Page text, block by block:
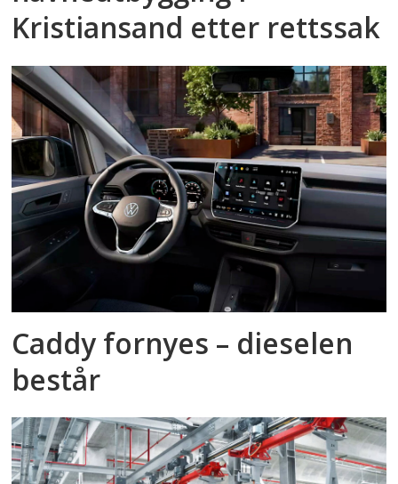
Kristiansand etter rettssak
Caddy fornyes – dieselen
består